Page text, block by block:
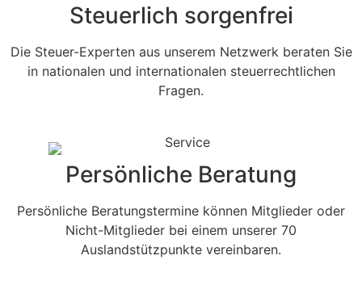
Steuerlich sorgenfrei
Die Steuer-Experten aus unserem Netzwerk beraten Sie
in nationalen und internationalen steuerrechtlichen
Fragen.
Persönliche Beratung
Persönliche Beratungstermine können Mitglieder oder
Nicht-Mitglieder bei einem unserer 70
Auslandstützpunkte vereinbaren.